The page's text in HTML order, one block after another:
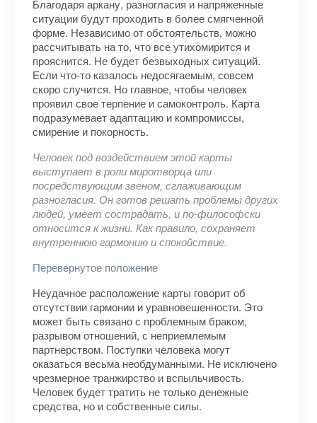
Благодаря аркану, разногласия и напряженные
ситуации будут проходить в более смягченной
форме. Независимо от обстоятельств, можно
рассчитывать на то, что все утихомирится и
прояснится. Не будет безвыходных ситуаций.
Если что-то казалось недосягаемым, совсем
скоро случится. Но главное, чтобы человек
проявил свое терпение и самоконтроль. Карта
подразумевает адаптацию и компромиссы,
смирение и покорность.
Человек под воздействием этой карты
выступает в роли миротворца или
посредствующим звеном, сглаживающим
разногласия. Он готов решать проблемы других
людей, умеет сострадать, и по-философски
относится к жизни. Как правило, сохраняет
внутреннюю гармонию и спокойствие.
Перевернутое положение
Неудачное расположение карты говорит об
отсутствии гармонии и уравновешенности. Это
может быть связано с проблемным браком,
разрывом отношений, с неприемлемым
партнерством. Поступки человека могут
оказаться весьма необдуманными. Не исключено
чрезмерное транжирство и вспыльчивость.
Человек будет тратить не только денежные
средства, но и собственные силы.